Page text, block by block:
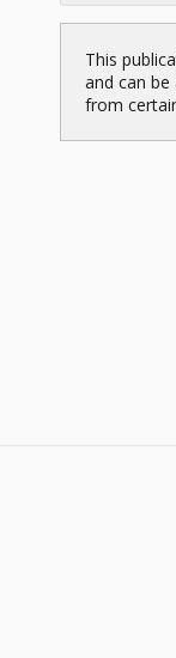
This
and can be
from